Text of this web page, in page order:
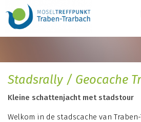
Stadsrally / Geocache
Kleine schattenjacht met stadstour
Welkom in de stadscache van